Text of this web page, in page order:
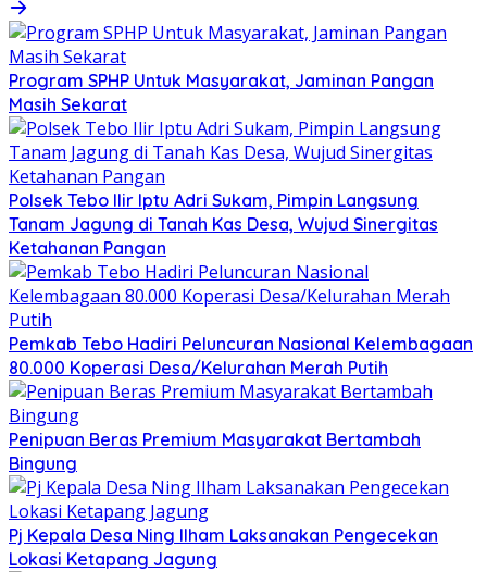
Program SPHP Untuk Masyarakat, Jaminan Pangan
Masih Sekarat
Polsek Tebo Ilir Iptu Adri Sukam, Pimpin Langsung
Tanam Jagung di Tanah Kas Desa, Wujud Sinergitas
Ketahanan Pangan
Pemkab Tebo Hadiri Peluncuran Nasional Kelembagaan
80.000 Koperasi Desa/Kelurahan Merah Putih
Penipuan Beras Premium Masyarakat Bertambah
Bingung
Pj Kepala Desa Ning Ilham Laksanakan Pengecekan
Lokasi Ketapang Jagung